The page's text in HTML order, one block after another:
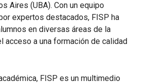
Aires (UBA). Con un equipo
expertos destacados, FISP ha
en diversas áreas de la
acceso a una formación de calidad
FISP es un multimedio